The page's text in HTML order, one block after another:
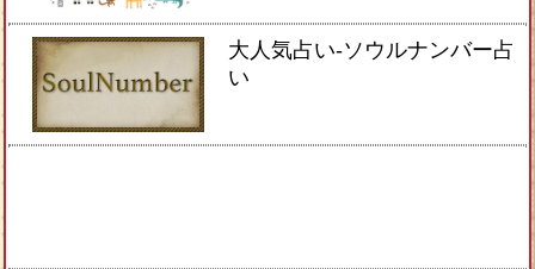
大人気占い-ソウルナンバー占
い